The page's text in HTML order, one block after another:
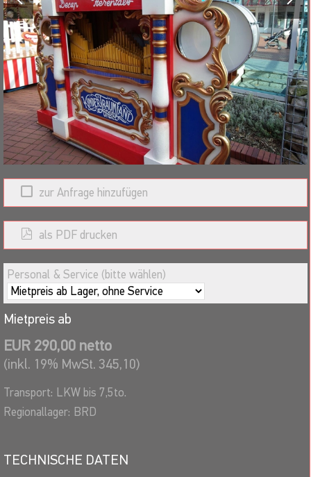
zur Anfrage hinzufügen
als PDF drucken
Personal & Service (bitte wählen)
Mietpreis ab
EUR 290,00 netto
(inkl. 19% MwSt. 345,10)
Transport: LKW bis 7,5to.
Regionallager: BRD
TECHNISCHE DATEN